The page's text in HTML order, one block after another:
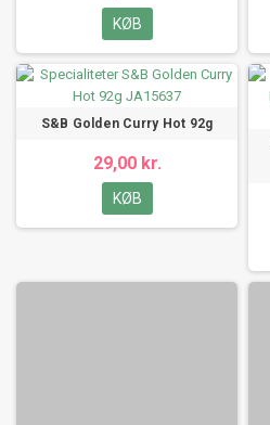
KØB
S&B Golden Curry Hot 92g
29,00 kr.
KØB